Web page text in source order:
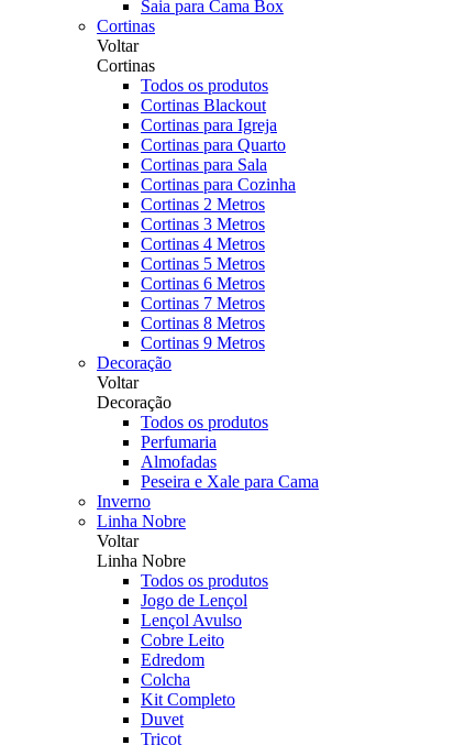
Saia para Cama Box
Cortinas
Voltar
Cortinas
Todos os produtos
Cortinas Blackout
Cortinas para Igreja
Cortinas para Quarto
Cortinas para Sala
Cortinas para Cozinha
Cortinas 2 Metros
Cortinas 3 Metros
Cortinas 4 Metros
Cortinas 5 Metros
Cortinas 6 Metros
Cortinas 7 Metros
Cortinas 8 Metros
Cortinas 9 Metros
Decoração
Voltar
Decoração
Todos os produtos
Perfumaria
Almofadas
Peseira e Xale para Cama
Inverno
Linha Nobre
Voltar
Linha Nobre
Todos os produtos
Jogo de Lençol
Lençol Avulso
Cobre Leito
Edredom
Colcha
Kit Completo
Duvet
Tricot